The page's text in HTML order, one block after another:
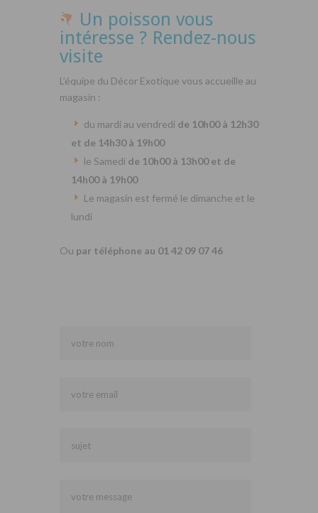
Un poisson vous
intéresse ? Rendez-nous
visite
L’équipe du Décor Exotique vous accueille au
magasin :
du mardi au vendredi de 10h00 à 12h30
et de 14h30 à 19h00
le Samedi de 10h00 à 13h00 et de
14h00 à 19h00
Le magasin est fermé le dimanche et le
lundi
Ou par téléphone au 01 42 09 07 46